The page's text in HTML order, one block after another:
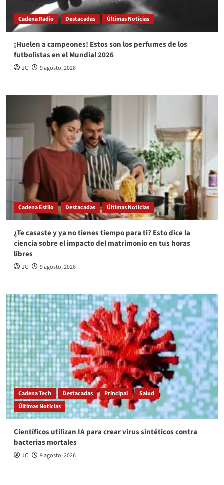
Cadena Radio Destacadas Últimas Noticias
¡Huelen a campeones! Estos son los perfumes de los
futbolistas en el Mundial 2026
JC 9 agosto, 2026
Cadena Estilo Destacadas Últimas Noticias
¿Te casaste y ya no tienes tiempo para ti? Esto dice la
ciencia sobre el impacto del matrimonio en tus horas
libres
JC 9 agosto, 2026
Cadena Tech Destacadas Principal
Salud
Últimas Noticias
Científicos utilizan IA para crear virus sintéticos contra
bacterias mortales
JC 9 agosto, 2026